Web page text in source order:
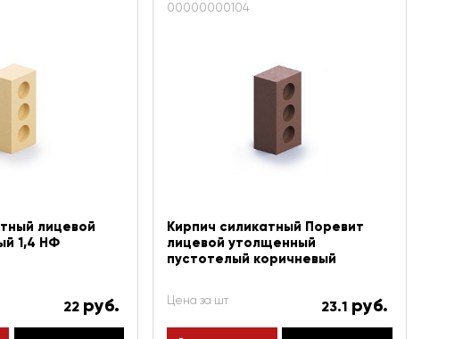
лицевой
1,4 НФ
22 руб.
00000000104
Кирпич силикатный Поревит
лицевой утолщенный
пустотелый коричневый
Цена за шт 23.1 руб.